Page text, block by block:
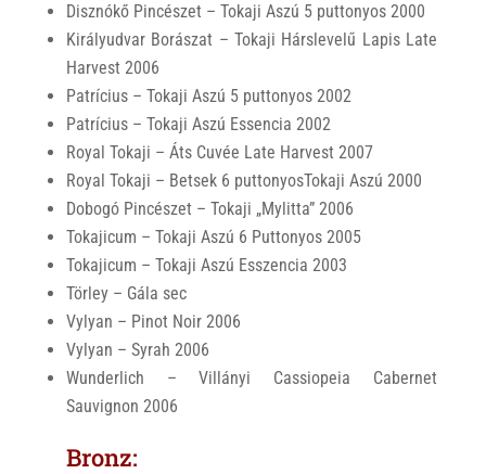
Disznókő Pincészet – Tokaji Aszú 5 puttonyos 2000
Királyudvar Borászat – Tokaji Hárslevelű Lapis Late
Harvest 2006
Patrícius – Tokaji Aszú 5 puttonyos 2002
Patrícius – Tokaji Aszú Essencia 2002
Royal Tokaji – Áts Cuvée Late Harvest 2007
Royal Tokaji – Betsek 6 puttonyosTokaji Aszú 2000
Dobogó Pincészet – Tokaji „Mylitta” 2006
Tokajicum – Tokaji Aszú 6 Puttonyos 2005
Tokajicum – Tokaji Aszú Esszencia 2003
Törley – Gála sec
Vylyan – Pinot Noir 2006
Vylyan – Syrah 2006
Wunderlich – Villányi Cassiopeia Cabernet
Sauvignon 2006
Bronz: